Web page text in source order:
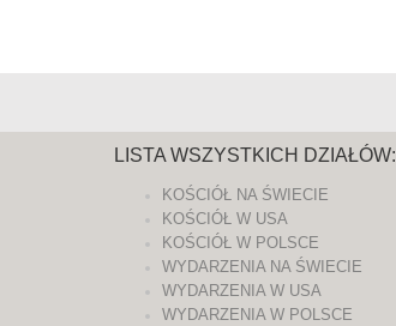
LISTA WSZYSTKICH DZIAŁÓW:
KOŚCIÓŁ NA ŚWIECIE
KOŚCIÓŁ W USA
KOŚCIÓŁ W POLSCE
WYDARZENIA NA ŚWIECIE
WYDARZENIA W USA
WYDARZENIA W POLSCE